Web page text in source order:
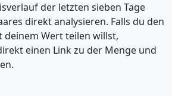
der letzten sieben Tage
direkt analysieren. Falls du den
Wert teilen willst,
einen Link zu der Menge und